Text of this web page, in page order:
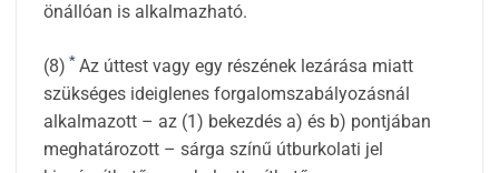
önállóan is alkalmazható.
(8) * Az úttest vagy egy részének lezárása miatt
szükséges ideiglenes forgalomszabályozásnál
alkalmazott – az (1) bekezdés a) és b) pontjában
meghatározott – sárga színű útburkolati jel